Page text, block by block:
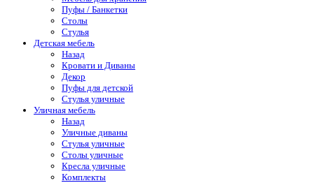
Пуфы / Банкетки
Столы
Стулья
Детская мебель
Назад
Кровати и Диваны
Декор
Пуфы для детской
Стулья уличные
Уличная мебель
Назад
Уличные диваны
Стулья уличные
Столы уличные
Кресла уличные
Комплекты